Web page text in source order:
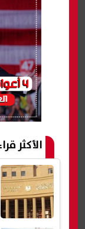
الأكثر